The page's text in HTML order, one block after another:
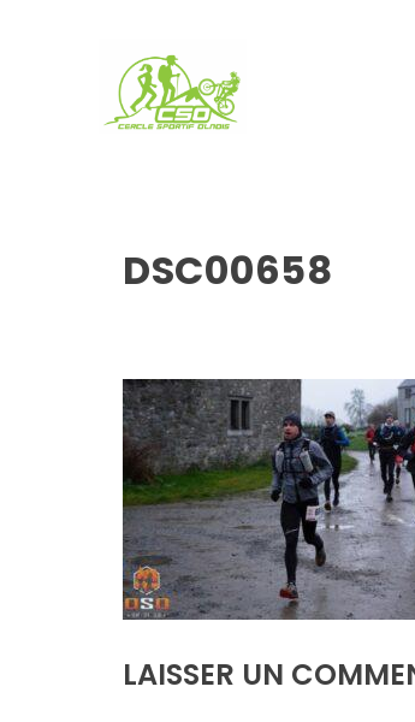
DSC00658
LAISSER UN